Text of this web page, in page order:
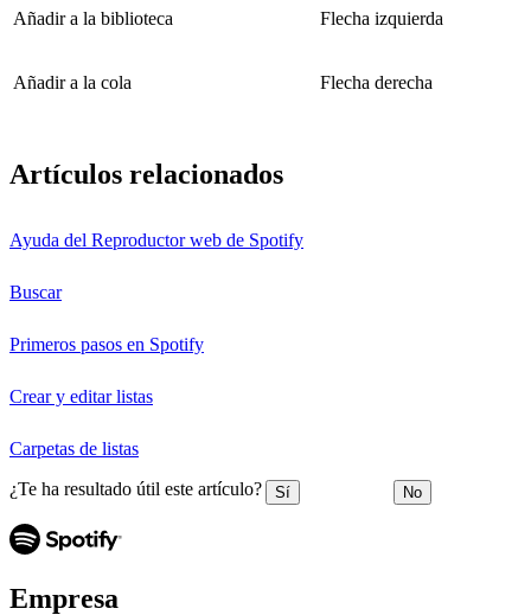
Añadir a la biblioteca Flecha izquierda
Añadir a la cola Flecha derecha
Artículos relacionados
Ayuda del Reproductor web de Spotify
Buscar
Primeros pasos en Spotify
Crear y editar listas
Carpetas de listas
¿Te ha resultado útil este artículo? Sí No
Empresa